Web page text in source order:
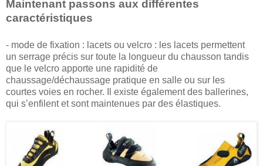
Maintenant passons aux différentes
caractéristiques
- mode de fixation : lacets ou velcro : les lacets permettent
un serrage précis sur toute la longueur du chausson tandis
que le velcro apporte une rapidité de
chaussage/déchaussage pratique en salle ou sur les
courtes voies en rocher. Il existe également des ballerines,
qui s’enfilent et sont maintenues par des élastiques.